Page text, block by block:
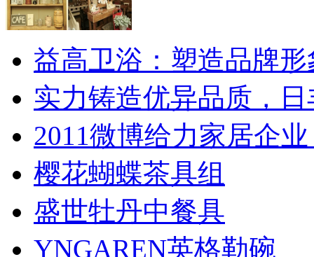
益高卫浴：塑造品牌形
实力铸造优异品质，日
2011微博给力家居企
樱花蝴蝶茶具组
盛世牡丹中餐具
YNGAREN英格勒碗